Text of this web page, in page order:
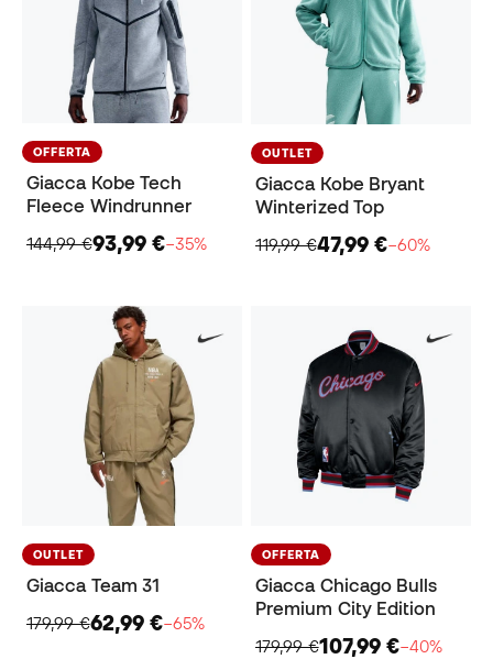
OFFERTA
Giacca Kobe Tech
Fleece Windrunner
144,99 €93,99 €−35%
OUTLET
Giacca Kobe Bryant
Winterized Top
119,99 €47,99 €−60%
OUTLET
Giacca Team 31
179,99 €62,99 €−65%
OFFERTA
Giacca Chicago Bulls
Premium City Edition
179,99 €107,99 €−40%